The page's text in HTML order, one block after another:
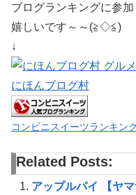
ブログランキングに参
嬉しいです～～(≧◇≦)
↓
にほんブログ村
コンビニスイーツランキン
Related Posts:
アップルパイ 【ヤマ